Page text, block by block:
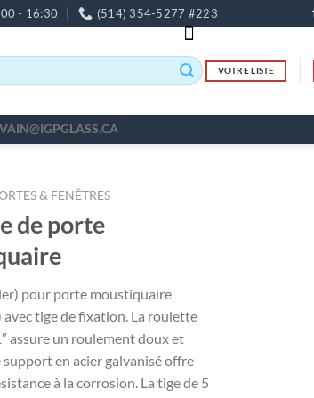
- 16:30 (514) 354-5277 #223
VOTRE LISTE
& FENÊTRES
de porte
pour porte moustiquaire
avec tige de fixation. La roulette
assure un roulement doux et
support en acier galvanisé offre
à la corrosion. La tige de 5